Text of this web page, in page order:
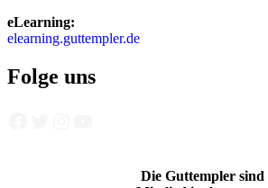
eLearning:
elearning.guttempler.de
Folge uns
Die Guttempler sind